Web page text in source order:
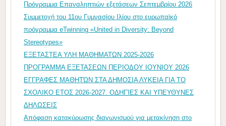
Πρόγραμμα Επαναληπτιών εξετάσεων Σεπτεμβρίου 2026
Συμμετοχή του 11ου Γυμνασίου Ιλίου στο ευρωπαϊκό
πρόγραμμα eTwinning «United in Diversity: Beyond
Stereotypes»
ΕΞΕΤΑΣΤΕΑ ΥΛΗ ΜΑΘΗΜΑΤΩΝ 2025-2026
ΠΡΟΓΡΑΜΜΑ ΕΞΕΤΑΣΕΩΝ ΠΕΡΙΟΔΟΥ ΙΟΥΝΙΟΥ 2026
ΕΓΓΡΑΦΕΣ ΜΑΘΗΤΏΝ ΣΤΑ ΔΗΜΟΣΙΑ ΛΥΚΕΙΑ ΓΙΑ ΤΟ
ΣΧΟΛΙΚΟ ΕΤΟΣ 2026-2027. ΟΔΗΓΊΕΣ ΚΑΙ ΥΠΕΥΘΥΝΕΣ
ΔΗΛΩΣΕΙΣ
Απόφαση κατακύρωσης διαγωνισμού για μετακίνηση στο